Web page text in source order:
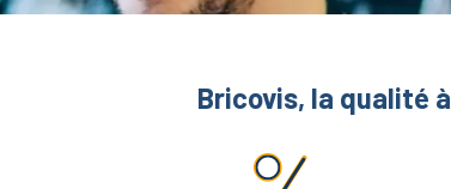
Bricovis, la qualité à